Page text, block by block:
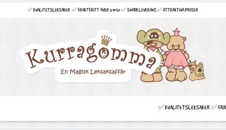
✅ KVALITETSLEKSAKER ✅ FRAKTFRITT ÖVER 299 kr ✅ SNABB LEVERANS ✅ ATTRAKTIVA PRISER
✅ KVALITETSLEKSAKER ✅